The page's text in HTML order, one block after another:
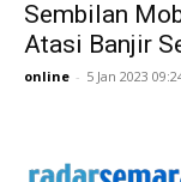
Sembilan
Atasi Banjir
online - 5 Jan 2023